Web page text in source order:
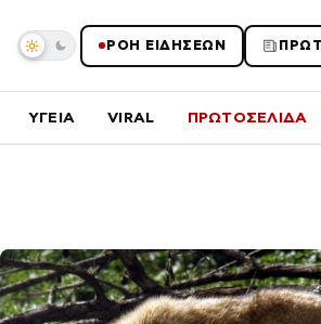
ΡΟΗ ΕΙΔΗΣΕΩΝ
ΥΓΕΙΑ VIRAL ΠΡΩΤΟΣΕΛΙΔΑ